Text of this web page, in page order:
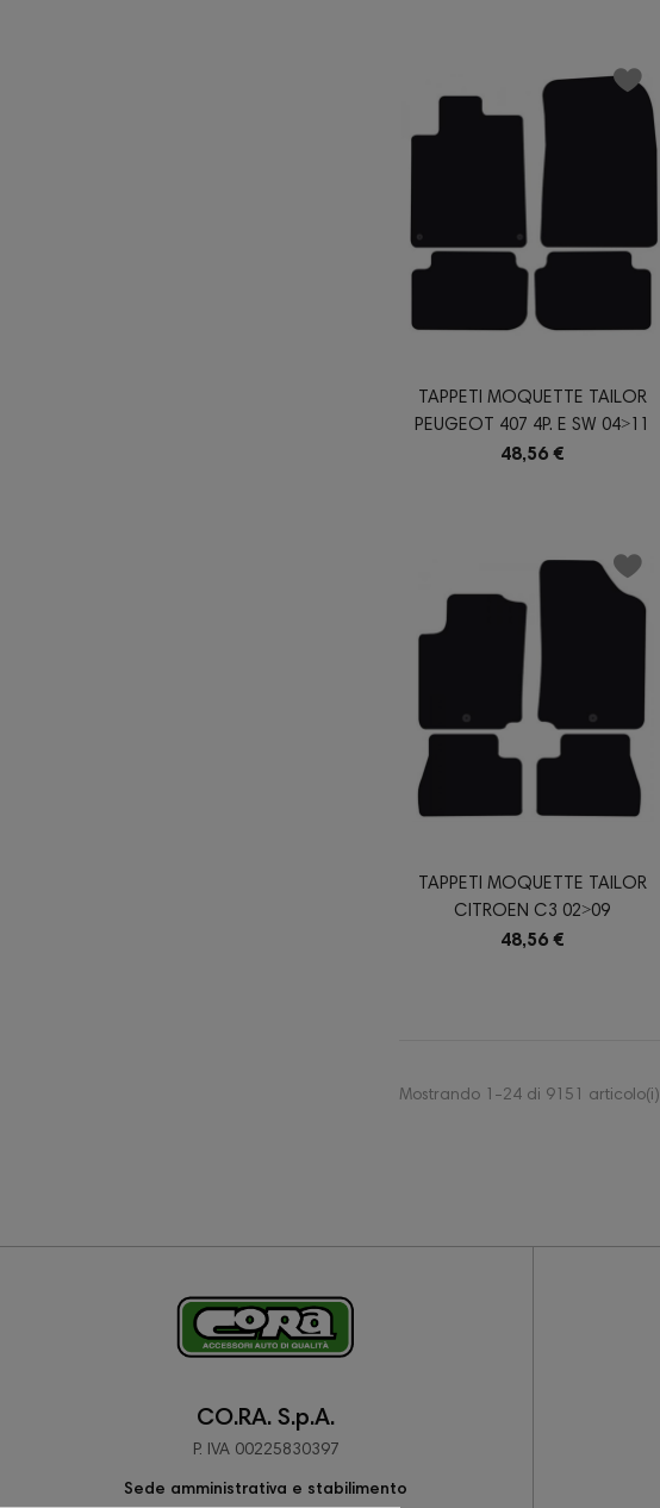
TAPPETI MOQUETTE TAILOR
PEUGEOT 407 4P. E SW 04˃11
48,56 €
TAPPETI MOQUETTE TAILOR
CITROEN C3 02˃09
48,56 €
Mostrando 1-24 di 9151 articolo(i)
CO.RA. S.p.A.
P. IVA 00225830397
Sede amministrativa e stabilimento